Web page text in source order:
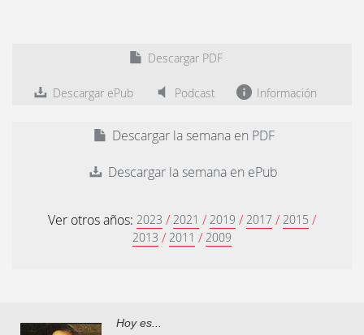
Descargar PDF
Descargar ePub Podcast Información
Descargar la semana en PDF
Descargar la semana en ePub
Ver otros años: 2023 / 2021 / 2019 / 2017 / 2015 /
2013 / 2011 / 2009
Hoy es...